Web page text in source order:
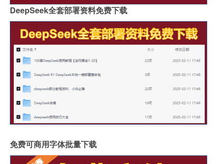
DeepSeek全套部署资料免费下载
免费可商用字体批量下载